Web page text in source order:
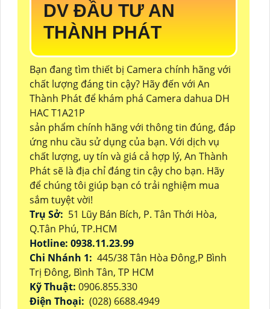
DV ĐẦU TƯ AN
THÀNH PHÁT
Bạn đang tìm thiết bị Camera chính hãng với
chất lượng đáng tin cậy? Hãy đến với An
Thành Phát để khám phá Camera dahua DH
HAC T1A21P
sản phẩm chính hãng với thông tin đúng, đáp
ứng nhu cầu sử dụng của bạn. Với dịch vụ
chất lượng, uy tín và giá cả hợp lý, An Thành
Phát sẽ là địa chỉ đáng tin cậy cho bạn. Hãy
để chúng tôi giúp bạn có trải nghiệm mua
sắm tuyệt vời!
Trụ Sở: 51 Lũy Bán Bích, P. Tân Thới Hòa,
Q.Tân Phú, TP.HCM
Hotline: 0938.11.23.99
Chi Nhánh 1: 445/38 Tân Hòa Đông,P Bình
Trị Đông, Bình Tân, TP HCM
Kỹ Thuật: 0906.855.330
Điện Thoại: (028) 6688.4949